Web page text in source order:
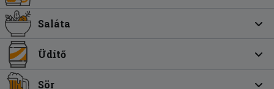
Saláta
Üdítő
Sör